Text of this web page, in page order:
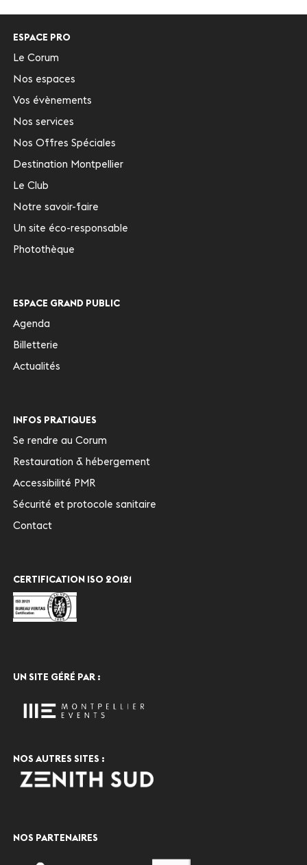
ESPACE PRO
Le Corum
Nos espaces
Vos évènements
Nos services
Nos Offres Spéciales
Destination Montpellier
Le Club
Notre savoir-faire
Un site éco-responsable
Photothèque
ESPACE GRAND PUBLIC
Agenda
Billetterie
Actualités
INFOS PRATIQUES
Se rendre au Corum
Restauration & hébergement
Accessibilité PMR
Sécurité et protocole sanitaire
Contact
CERTIFICATION ISO 20121
UN SITE GÉRÉ PAR :
NOS AUTRES SITES :
NOS PARTENAIRES